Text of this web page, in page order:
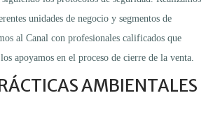
unidades de negocio y segmentos de
al Canal con profesionales calificados que
apoyamos en el proceso de cierre de la venta.
AMBIENTALES